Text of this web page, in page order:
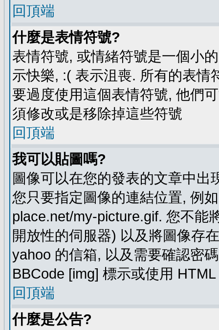
回頂端
什麼是表情符號?
表情符號, 或情緒符號是一個小
示快樂, :( 表示沮喪. 所有的表情
要過度使用這個表情符號, 他們
須修改或是移除掉這些符號
回頂端
我可以貼圖嗎?
圖像可以在您的發表的文章中
您只要指定圖像的連結位置, 例
place.net/my-picture.gif. 您不能
開放性的伺服器) 以及將圖像存
yahoo 的信箱, 以及需要確認密
BBCode [img] 標示或使用
回頂端
什麼是公告?